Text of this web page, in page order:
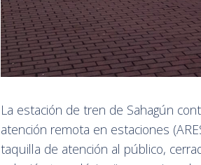
La estación de tren de Sahagún
atención remota en estaciones
taquilla de atención al público,